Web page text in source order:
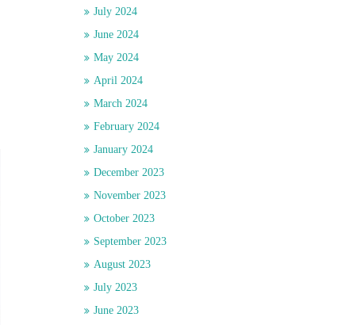
July 2024
June 2024
May 2024
April 2024
March 2024
February 2024
January 2024
December 2023
November 2023
October 2023
September 2023
August 2023
July 2023
June 2023